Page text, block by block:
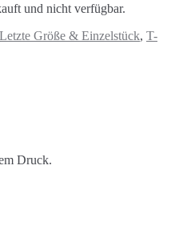
und nicht verfügbar.
Letzte Größe & Einzelstück, T-
Druck.